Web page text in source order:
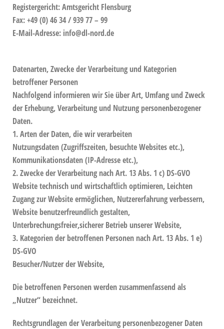
Registergericht: Amtsgericht Flensburg
Fax: +49 (0) 46 34 / 939 77 – 99
E-Mail-Adresse: info@dl-nord.de
Datenarten, Zwecke der Verarbeitung und Kategorien
betroffener Personen
Nachfolgend informieren wir Sie über Art, Umfang und Zweck
der Erhebung, Verarbeitung und Nutzung personenbezogener
Daten.
1. Arten der Daten, die wir verarbeiten
Nutzungsdaten (Zugriffszeiten, besuchte Websites etc.),
Kommunikationsdaten (IP-Adresse etc.),
2. Zwecke der Verarbeitung nach Art. 13 Abs. 1 c) DS-GVO
Website technisch und wirtschaftlich optimieren, Leichten
Zugang zur Website ermöglichen, Nutzererfahrung verbessern,
Website benutzerfreundlich gestalten,
Unterbrechungsfreier,sicherer Betrieb unserer Website,
3. Kategorien der betroffenen Personen nach Art. 13 Abs. 1 e)
DS-GVO
Besucher/Nutzer der Website,
Die betroffenen Personen werden zusammenfassend als
„Nutzer“ bezeichnet.
Rechtsgrundlagen der Verarbeitung personenbezogener Daten